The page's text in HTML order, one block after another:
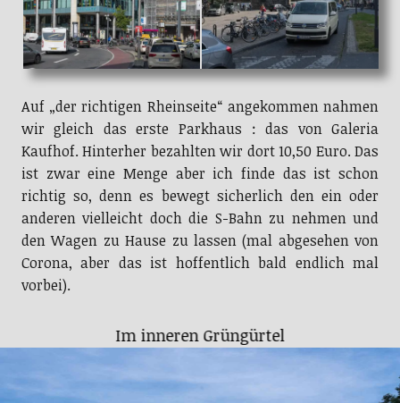
Auf „der richtigen Rheinseite“ angekommen nahmen
wir gleich das erste Parkhaus : das von Galeria
Kaufhof. Hinterher bezahlten wir dort 10,50 Euro. Das
ist zwar eine Menge aber ich finde das ist schon
richtig so, denn es bewegt sicherlich den ein oder
anderen vielleicht doch die S-Bahn zu nehmen und
den Wagen zu Hause zu lassen (mal abgesehen von
Corona, aber das ist hoffentlich bald endlich mal
vorbei).
Am Ausgang des inneren Grüngürtels Richtung